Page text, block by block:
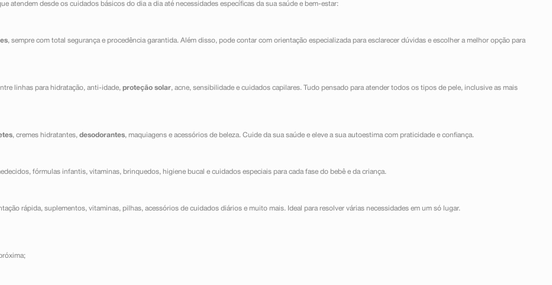
atendem desde os cuidados básicos do dia a dia até necessidades específicas da sua saúde e bem-estar:
, sempre com total segurança e procedência garantida. Além disso, pode contar com orientação especializada para esclarecer dúvidas e escolher a melhor opção para
linhas para hidratação, anti-idade, proteção solar, acne, sensibilidade e cuidados capilares. Tudo pensado para atender todos os tipos de pele, inclusive as mais
, cremes hidratantes, desodorantes, maquiagens e acessórios de beleza. Cuide da sua saúde e eleve a sua autoestima com praticidade e confiança.
fórmulas infantis, vitaminas, brinquedos, higiene bucal e cuidados especiais para cada fase do bebê e da criança.
rápida, suplementos, vitaminas, pilhas, acessórios de cuidados diários e muito mais. Ideal para resolver várias necessidades em um só lugar.